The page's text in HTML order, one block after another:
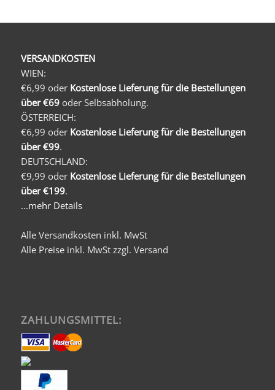
VERSANDKOSTEN
WIEN:
€6,99 oder Kostenlose Lieferung für die Bestellungen
über €69oder Selbsabholung.
ÖSTERREICH:
€6,99 oder Kostenlose Lieferung für die Bestellungen
über €99.
DEUTSCHLAND:
€9,99 oder Kostenlose Lieferung für die Bestellungen
über €199.
...mehr Details
Alle Versandkosten inkl. MwSt
Alle Preise inkl. MwSt zzgl. Versand
ZAHLUNGSMITTEL: